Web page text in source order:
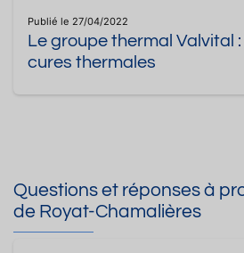
Publié le 27/04/2022
Le groupe thermal Valvital
cures thermales
Questions et réponses à
de Royat-Chamalières